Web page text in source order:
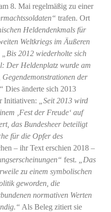
8. Mai regelmäßig zu einer
trafen. Ort
Heldendenkmals für
Weltkriegs im Äußeren
„Bis 2012 wiederholte sich
Der Heldenplatz wurde am
der
Dies änderte sich 2013
Initiativen:
„Seit 2013 wird
‚Fest der Freude‘ auf
das Bundesheer beteiligt
für die Opfer des
– ihr Text erschien 2018 –
fest.
„Das
zu einem symbolischen
geworden, die
normativen Werten
Als Beleg zitiert sie